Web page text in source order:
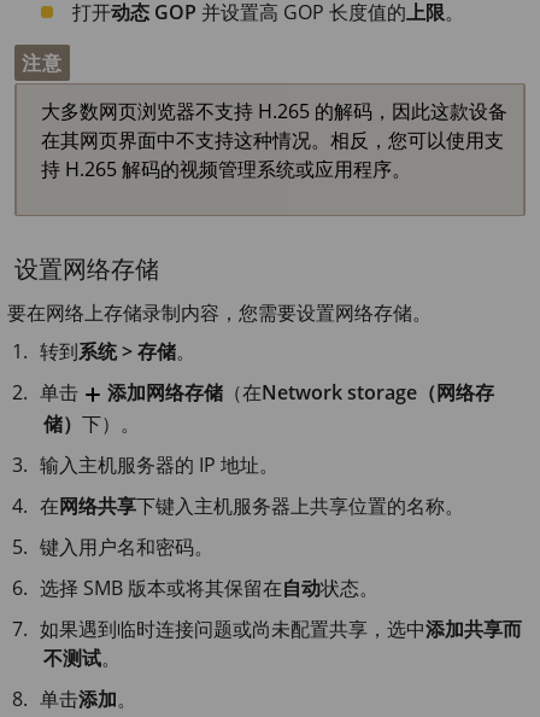
打开动态 GOP 并设置高 GOP 长度值的上限。
注意
大多数网页浏览器不支持 H.265 的解码，因此这款设备
在其网页界面中不支持这种情况。相反，您可以使用支
持 H.265 解码的视频管理系统或应用程序。
设置网络存储
要在网络上存储录制内容，您需要设置网络存储。
转到系统 > 存储。
单击
添加网络存储 （在Network storage（网络存
储） 下）。
输入主机服务器的 IP 地址。
在网络共享下键入主机服务器上共享位置的名称。
键入用户名和密码。
选择 SMB 版本或将其保留在自动状态。
如果遇到临时连接问题或尚未配置共享，选中添加共享而
不测试。
单击添加。